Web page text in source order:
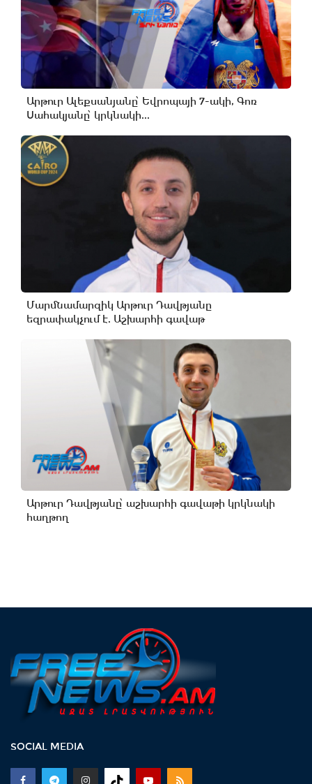
Արթուր Ալեքսանյանը՝ Եվրոպայի 7-ակի, Գոռ
Սահակյանը՝ կրկնակի...
Մարմնամարզիկ Արթուր Դավթյանը
եզրափակչում է. Աշխարհի գավաթ
Արթուր Դավթյանը՝ աշխարհի գավաթի կրկնակի
հաղթող
SOCIAL MEDIA